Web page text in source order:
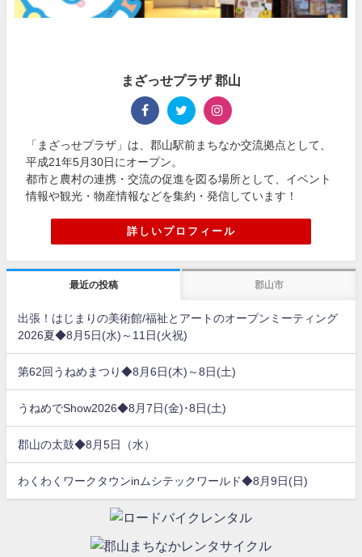
まざっせプラザ 郡山
「まざっせプラザ」は、郡山駅前まちなか交流拠点として、
平成21年5月30日にオープン。
都市と農村の連携・交流の促進を図る場所として、イベント
情報や観光・物産情報などを集約・発信しています！
詳しいプロフィール
最近の投稿 郡山市
出張！はじまりの美術館/福祉とアートのオープンミーティング
2026夏◆8月5日(水)～11日(火祝)
第62回うねめまつり◆8月6日(木)～8日(土)
うねめでShow2026◆8月7日(金)･8日(土)
郡山の太鼓◆8月5日（水）
わくわくワークタウンinムシテックワールド◆8月9日(日)